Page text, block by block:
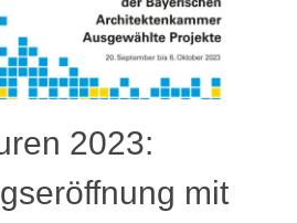
2023:
mit